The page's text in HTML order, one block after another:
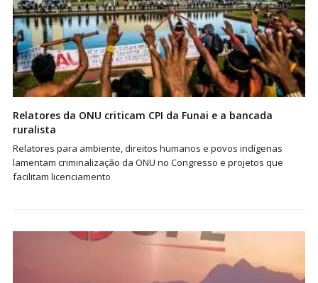
Relatores da ONU criticam CPI da Funai e a bancada
ruralista
Relatores para ambiente, direitos humanos e povos indígenas
lamentam criminalização da ONU no Congresso e projetos que
facilitam licenciamento